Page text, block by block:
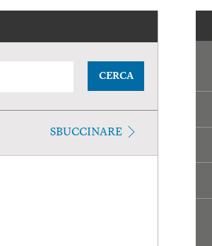
CERCA
SBUCCINARE